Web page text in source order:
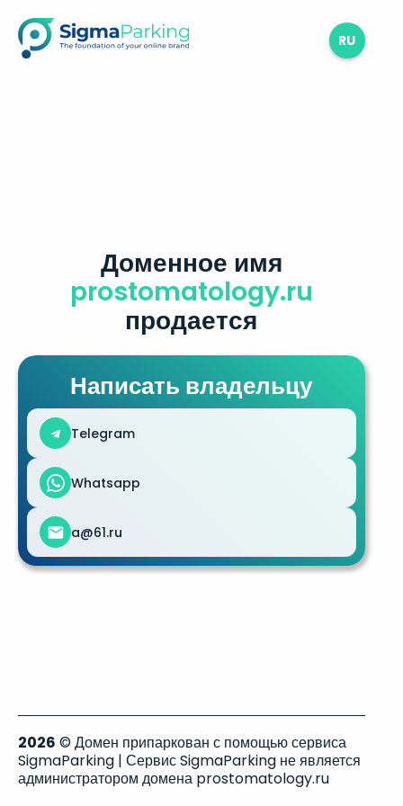
RU
Доменное имя
prostomatology.ru
продается
Написать владельцу
Telegram
Whatsapp
a@61.ru
2026 © Домен припаркован с помощью сервиса
SigmaParking | Сервис SigmaParking не является
администратором домена prostomatology.ru